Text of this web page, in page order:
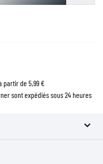
partir de 5,99 €
sont expédiés sous 24 heures